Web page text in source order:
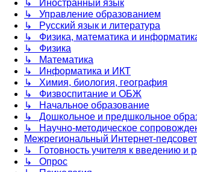
↳ Иностранный язык
↳ Управление образованием
↳ Русский язык и литература
↳ Физика, математика и
↳ Физика
↳ Математика
↳ Информатика и ИКТ
↳ Химия, биология, география
↳ Физвоспитание и ОБЖ
↳ Начальное образование
↳ Дошкольное и предшкольное
↳ Научно-методическое
Межрегиональный Интернет-
↳ Готовность учителя к введению и
↳ Опрос